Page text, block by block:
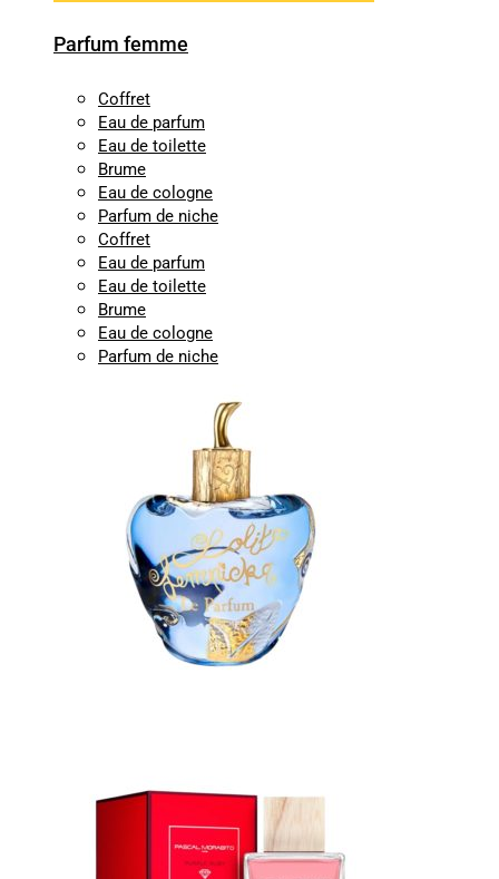
Parfum femme
Coffret
Eau de parfum
Eau de toilette
Brume
Eau de cologne
Parfum de niche
Coffret
Eau de parfum
Eau de toilette
Brume
Eau de cologne
Parfum de niche